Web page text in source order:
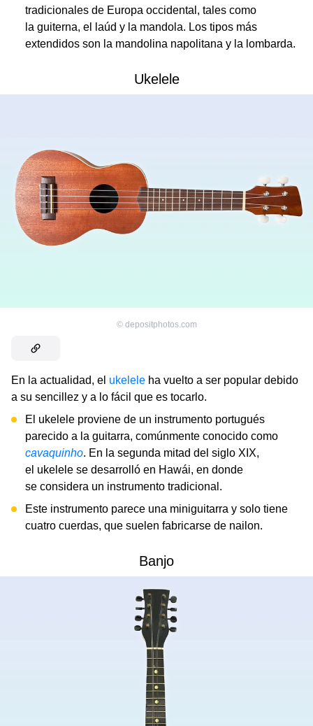
tradicionales de Europa occidental, tales como
la guiterna, el laúd y la mandola. Los tipos más
extendidos son la mandolina napolitana y la lombarda.
Ukelele
© depositphotos.com
En la actualidad, el ukelele ha vuelto a ser popular debido
a su sencillez y a lo fácil que es tocarlo.
El ukelele proviene de un instrumento portugués
parecido a la guitarra, comúnmente conocido como
cavaquinho. En la segunda mitad del siglo XIX,
el ukelele se desarrolló en Hawái, en donde
se considera un instrumento tradicional.
Este instrumento parece una miniguitarra y solo tiene
cuatro cuerdas, que suelen fabricarse de nailon.
Banjo